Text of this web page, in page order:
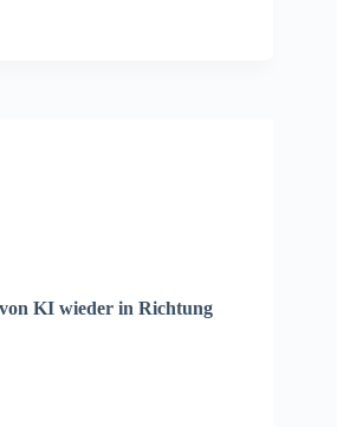
KI wieder in Richtung